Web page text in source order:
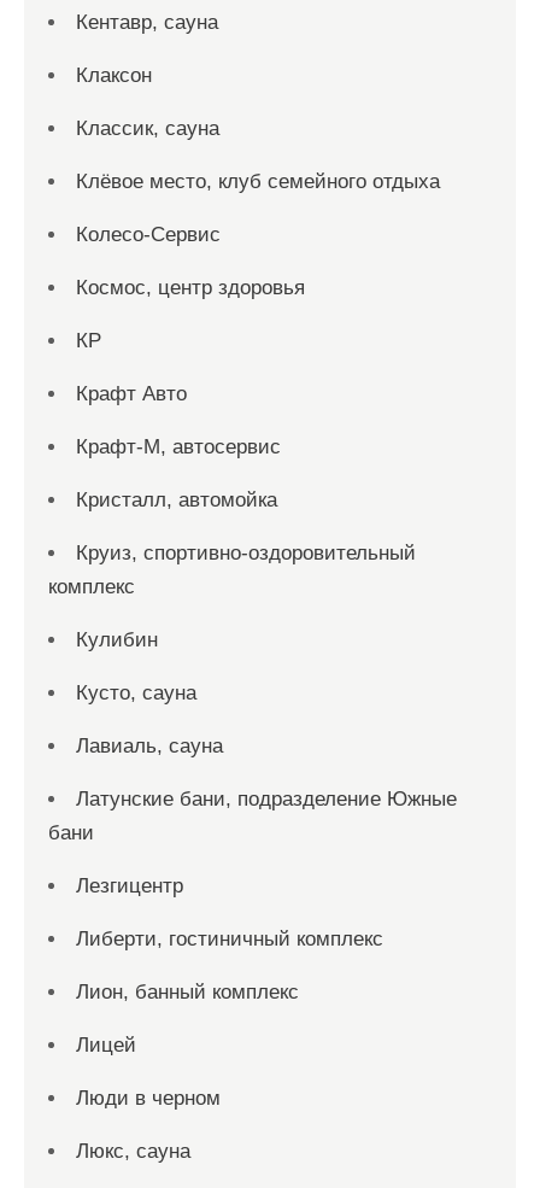
Кентавр, сауна
Клаксон
Классик, сауна
Клёвое место, клуб семейного отдыха
Колесо-Сервис
Космос, центр здоровья
КР
Крафт Авто
Крафт-М, автосервис
Кристалл, автомойка
Круиз, спортивно-оздоровительный
комплекс
Кулибин
Кусто, сауна
Лавиаль, сауна
Латунские бани, подразделение Южные
бани
Лезгицентр
Либерти, гостиничный комплекс
Лион, банный комплекс
Лицей
Люди в черном
Люкс, сауна